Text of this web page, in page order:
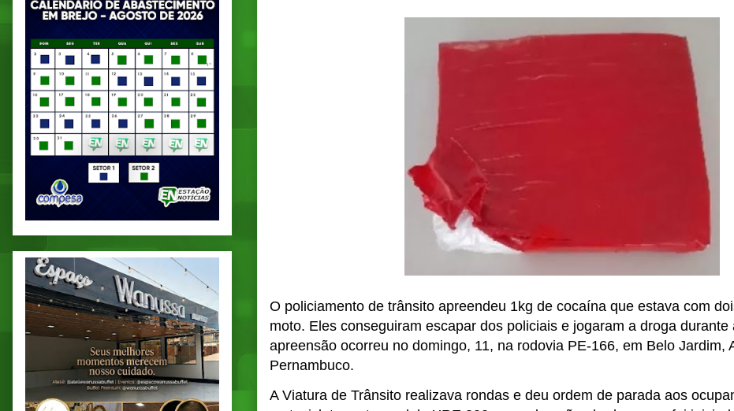
O policiamento de trânsito apreendeu 1kg de cocaína que estava com
moto. Eles conseguiram escapar dos policiais e jogaram a droga durante
apreensão ocorreu no domingo, 11, na rodovia PE-166, em Belo Jardim,
Pernambuco.
A Viatura de Trânsito realizava rondas e deu ordem de parada aos